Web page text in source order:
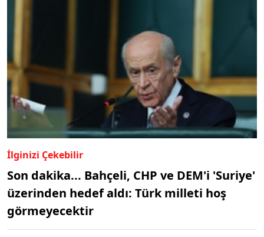
İlginizi Çekebilir
Son dakika... Bahçeli, CHP ve DEM'i 'Suriye'
üzerinden hedef aldı: Türk milleti hoş
görmeyecektir